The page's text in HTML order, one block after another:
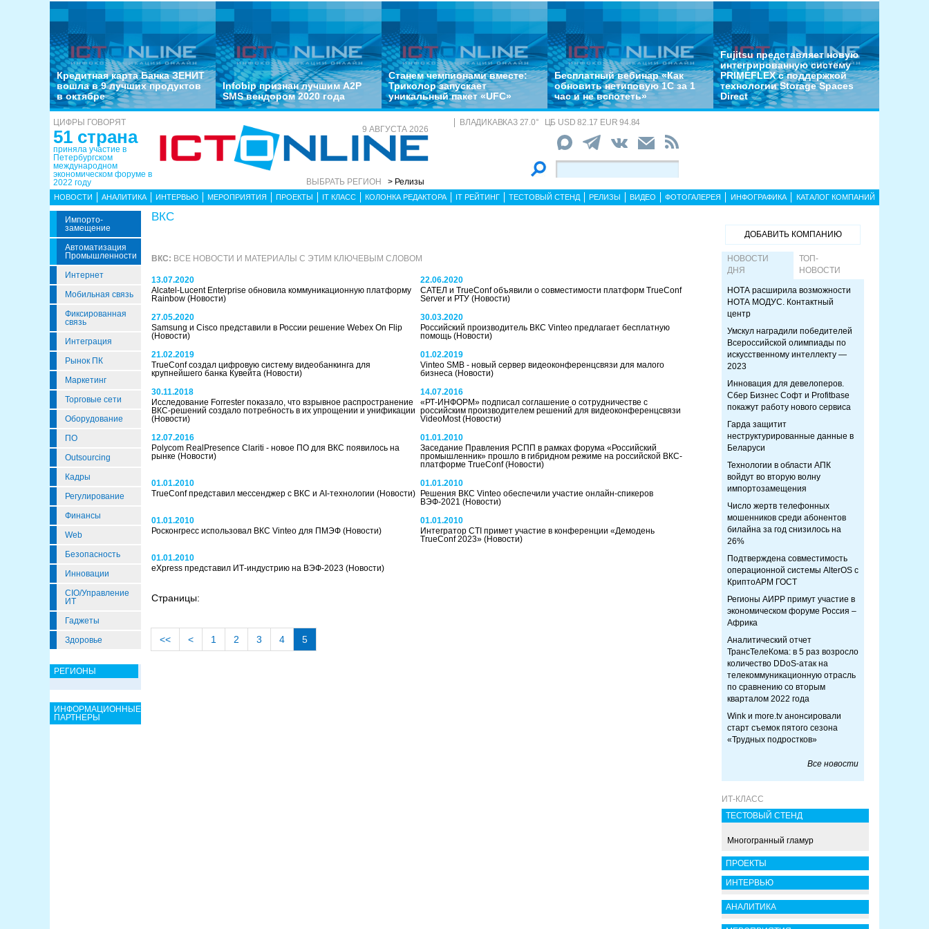
Кредитная карта Банка ЗЕНИТ
вошла в 9 лучших продуктов
в октябре
Infobip признан лучшим A2P
SMS вендором 2020 года
Станем чемпионами вместе:
Триколор запускает
уникальный пакет «UFC»
Бесплатный вебинар «Как
обновить нетиповую 1С за 1
час и не вспотеть»
Fujitsu представляет новую
интегрированную систему
PRIMEFLEX с поддержкой
технологии Storage Spaces
Direct
ЦИФРЫ ГОВОРЯТ
51 страна
приняла участие в
Петербургском
международном
экономическом форуме в
2022 году
9 АВГУСТА 2026
ВЫБРАТЬ РЕГИОН > Релизы
ВЛАДИКАВКАЗ 27.0° ЦБ USD 82.17 EUR 94.84
НОВОСТИ АНАЛИТИКА ИНТЕРВЬЮ МЕРОПРИЯТИЯ ПРОЕКТЫ IT КЛАСС КОЛОНКА РЕДАКТОРА IT РЕЙТИНГ ТЕСТОВЫЙ СТЕНД РЕЛИЗЫ ВИДЕО ФОТОГАЛЕРЕЯ ИНФОГРАФИКА КАТАЛОГ КОМПАНИЙ
Импорто­
Замещение
Автоматизация
Промышленности
Интернет
Мобильная связь
Фиксированная
связь
Интеграция
Рынок ПК
Маркетинг
Торговые сети
Оборудование
ПО
Outsourcing
Кадры
Регулирование
Финансы
Web
Безопасность
Инновации
CIO/Управление
ИТ
Гаджеты
Здоровье
РЕГИОНЫ
ИНФОРМАЦИОННЫЕ
ПАРТНЕРЫ
ВКС
ВКС: ВСЕ НОВОСТИ И МАТЕРИАЛЫ С ЭТИМ КЛЮЧЕВЫМ СЛОВОМ
13.07.2020
Alcatel-Lucent Enterprise обновила коммуникационную платформу
Rainbow (Новости)
22.06.2020
САТЕЛ и TrueConf объявили о совместимости платформ TrueConf
Server и РТУ (Новости)
27.05.2020
Samsung и Cisco представили в России решение Webex On Flip
(Новости)
30.03.2020
Российский производитель ВКС Vinteo предлагает бесплатную
помощь (Новости)
21.02.2019
TrueConf создал цифровую систему видеобанкинга для
крупнейшего банка Кувейта (Новости)
01.02.2019
Vinteo SMB - новый сервер видеоконференцсвязи для малого
бизнеса (Новости)
30.11.2018
Исследование Forrester показало, что взрывное распространение
ВКС-решений создало потребность в их упрощении и унификации
(Новости)
14.07.2016
«РТ-ИНФОРМ» подписал соглашение о сотрудничестве с
российским производителем решений для видеоконференцсвязи
VideoMost(Новости)
12.07.2016
Polycom RealPresence Clariti - новое ПО для ВКС появилось на
рынке (Новости)
01.01.2010
Заседание Правления РСПП в рамках форума «Российский
промышленник» прошло в гибридном режиме на российской ВКС-
платформе TrueConf(Новости)
01.01.2010
TrueConf представил мессенджер с ВКС и AI-технологии (Новости)
01.01.2010
Решения ВКС Vinteo обеспечили участие онлайн-спикеров
ВЭФ-2021 (Новости)
01.01.2010
Росконгресс использовал ВКС Vinteo для ПМЭФ (Новости)
01.01.2010
Интегратор CTI примет участие в конференции «Демодень
TrueConf 2023» (Новости)
01.01.2010
eXpress представил ИТ-индустрию на ВЭФ-2023 (Новости)
Страницы:
<< < 1 2 3 4 5
ДОБАВИТЬ КОМПАНИЮ
НОВОСТИ
ДНЯ
ТОП-
НОВОСТИ
НОТА расширила возможности
НОТА МОДУС. Контактный
центр
Умскул наградили победителей
Всероссийской олимпиады по
искусственному интеллекту —
2023
Инновация для девелоперов.
Сбер Бизнес Софт и Profitbase
покажут работу нового сервиса
Гарда защитит
неструктурированные данные в
Беларуси
Технологии в области АПК
войдут во вторую волну
импортозамещения
Число жертв телефонных
мошенников среди абонентов
билайна за год снизилось на
26%
Подтверждена совместимость
операционной системы AlterOS с
КриптоАРМ ГОСТ
Регионы АИРР примут участие в
экономическом форуме Россия –
Африка
Аналитический отчет
ТрансТелеКома: в 5 раз возросло
количество DDoS-атак на
телекоммуникационную отрасль
по сравнению со вторым
кварталом 2022 года
Wink и more.tv анонсировали
старт съемок пятого сезона
«Трудных подростков»
Все новости
ИТ-КЛАСС
ТЕСТОВЫЙ СТЕНД
Многогранный гламур
ПРОЕКТЫ
ИНТЕРВЬЮ
АНАЛИТИКА